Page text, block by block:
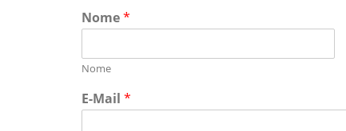
Nome*
Nome
E-Mail *